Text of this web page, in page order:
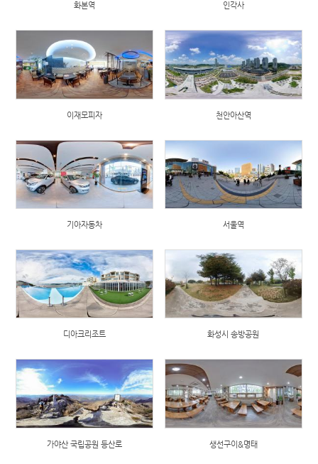
화본역 인각사
이재모피자 천안아산역
기아자동차 서울역
디아크리조트 화성시 송방공원
가야산 국립공원 등산로 생선구이&명태